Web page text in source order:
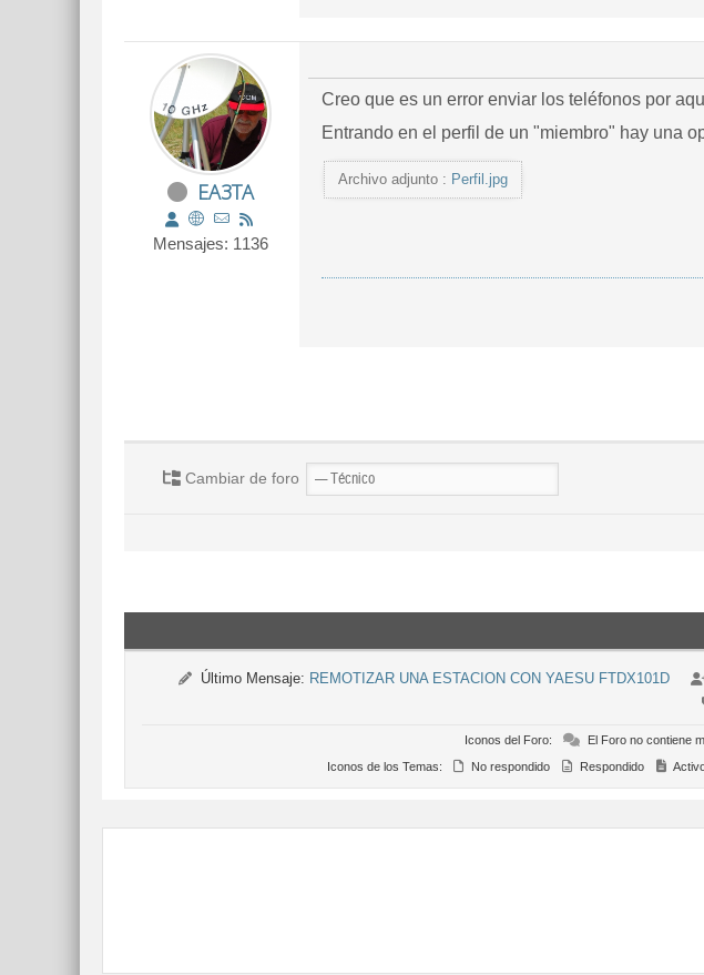
EA3TA
Mensajes: 1136
Creo que es un error enviar los teléfonos por
Entrando en el perfil de un "miembro" hay una
Archivo adjunto : Perfil.jpg
Cambiar de foro
Último Mensaje: REMOTIZAR UNA ESTACION CON YAESU FTDX101D
Iconos del Foro: El Foro no contiene
Iconos de los Temas:
No respondido Respondido